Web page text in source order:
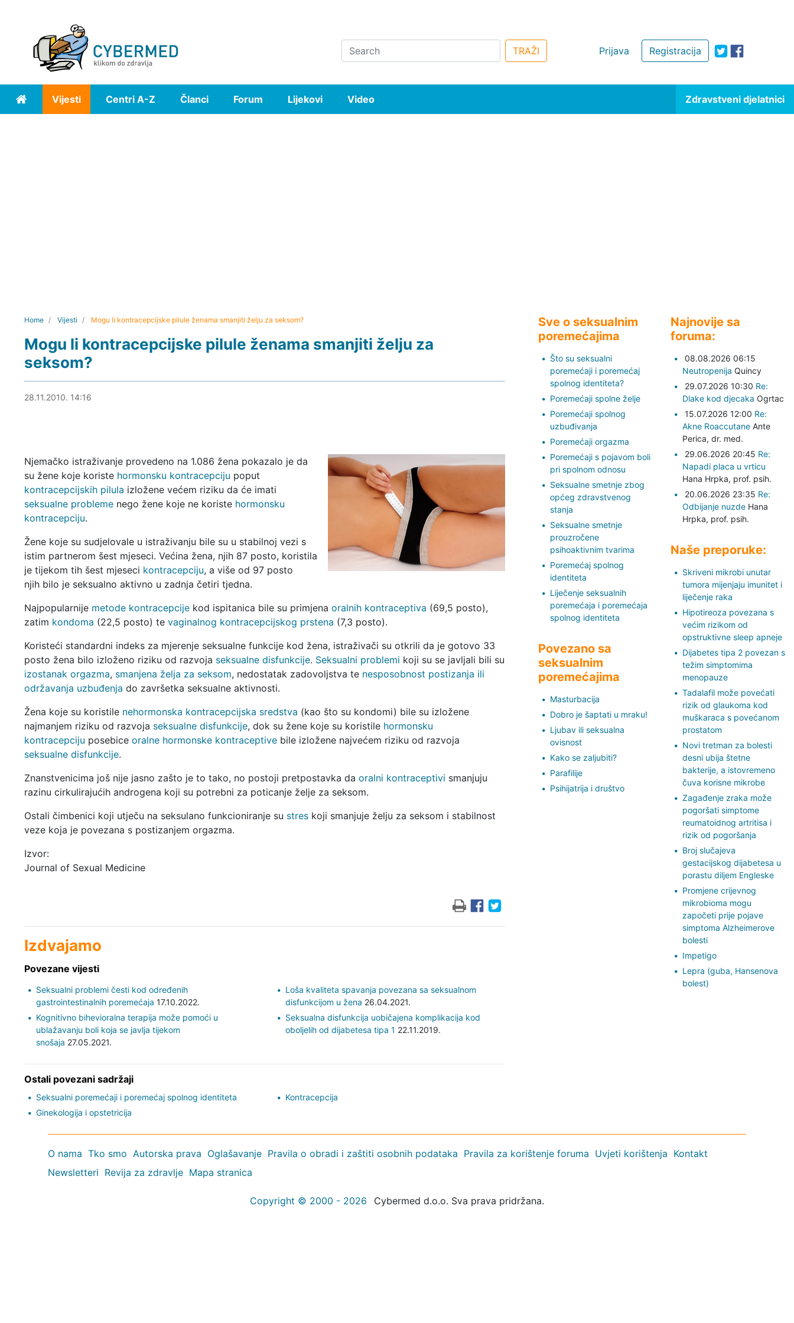
Registracija
Prijava
Search TRAŽI
Home Vijesti Centri A-Z Članci Forum Lijekovi Video Zdravstveni djelatnici
Home Vijesti Mogu li kontracepcijske pilule ženama smanjiti želju za seksom?
Mogu li kontracepcijske pilule ženama smanjiti želju za
seksom?
28.11.2010. 16:50
28.11.2010. 14:16
Njemačko istraživanje provedeno na 1.086 žena pokazalo je da
su žene koje koriste hormonsku kontracepciju poput
kontracepcijskih pilula izložene većem riziku da će imati
seksualne problemenego žene koje ne koriste hormonsku
kontracepciju.
Žene koje su sudjelovale u istraživanju bile su u stabilnoj vezi s
istim partnerom šest mjeseci. Većina žena, njih 87 posto, koristila
je tijekom tih šest mjeseci kontracepciju, a više od 97 posto
njih bilo je seksualno aktivno u zadnja četiri tjedna.
Najpopularnije metode kontracepcijekod ispitanica bile su primjena oralnih kontraceptiva (69,5 posto),
zatim kondoma (22,5 posto) te vaginalnog kontracepcijskog prstena (7,3 posto).
Koristeći standardni indeks za mjerenje seksualne funkcije kod žena, istraživači su otkrili da je gotovo 33
posto žena bilo izloženo riziku od razvoja seksualne disfunkcije. Seksualni problemi koji su se javljali bili su
izostanak orgazma, smanjena želja za seksom, nedostatak zadovoljstva te nesposobnost postizanja ili
održavanja uzbuđenja do završetka seksualne aktivnosti.
Žena koje su koristile nehormonska kontracepcijska sredstva (kao što su kondomi) bile su izložene
najmanjem riziku od razvoja seksualne disfunkcije, dok su žene koje su koristile hormonsku
kontracepciju posebice oralne hormonske kontraceptivebile izložene najvećem riziku od razvoja
seksualne disfunkcije.
Znanstvenicima još nije jasno zašto je to tako, no postoji pretpostavka da oralni kontraceptivi smanjuju
razinu cirkulirajućih androgena koji su potrebni za poticanje želje za seksom.
Ostali čimbenici koji utječu na seksulano funkcioniranje su streskoji smanjuje želju za seksom i stabilnost
veze koja je povezana s postizanjem orgazma.
Izvor:
Journal of Sexual Medicine
Izdvajamo
Povezane vijesti
Seksualni problemi česti kod određenih
gastrointestinalnih poremećaja 17.10.2022.
Kognitivno bihevioralna terapija može pomoći u
ublažavanju boli koja se javlja tijekom
snošaja 27.05.2021.
Loša kvaliteta spavanja povezana sa seksualnom
disfunkcijom u žena 26.04.2021.
Seksualna disfunkcija uobičajena komplikacija kod
oboljelih od dijabetesa tipa 1 22.11.2019.
Ostali povezani sadržaji
Seksualni poremećaji i poremećaj spolnog identiteta
Ginekologija i opstetricija
Kontracepcija
Sve o seksualnim
poremećajima
Što su seksualni
poremećaji i poremećaj
spolnog identiteta?
Poremećaji spolne želje
Poremećaji spolnog
uzbuđivanja
Poremećaji orgazma
Poremećaji s pojavom boli
pri spolnom odnosu
Seksualne smetnje zbog
općeg zdravstvenog
stanja
Seksualne smetnje
prouzročene
psihoaktivnim tvarima
Poremećaj spolnog
identiteta
Liječenje seksualnih
poremećaja i poremećaja
spolnog identiteta
Povezano sa
seksualnim
poremećajima
Masturbacija
Dobro je šaptati u mraku!
Ljubav ili seksualna
ovisnost
Kako se zaljubiti?
Parafilije
Psihijatrija i društvo
Najnovije sa
foruma:
08.08.2026 06:15
Neutropenija Quincy
29.07.2026 10:30 Re:
Dlake kod djecaka Ogrtac
15.07.2026 12:00 Re:
Akne Roaccutane Ante
Perica, dr. med.
29.06.2026 20:45 Re:
Napadi placa u vrticu
Hana Hrpka, prof. psih.
20.06.2026 23:35 Re:
Odbijanje nuzde Hana
Hrpka, prof. psih.
Naše preporuke:
Skriveni mikrobi unutar
tumora mijenjaju imunitet i
liječenje raka
Hipotireoza povezana s
većim rizikom od
opstruktivne sleep apneje
Dijabetes tipa 2 povezan s
težim simptomima
menopauze
Tadalafil može povećati
rizik od glaukoma kod
muškaraca s povećanom
prostatom
Novi tretman za bolesti
desni ubija štetne
bakterije, a istovremeno
čuva korisne mikrobe
Zagađenje zraka može
pogoršati simptome
reumatoidnog artritisa i
rizik od pogoršanja
Broj slučajeva
gestacijskog dijabetesa u
porastu diljem Engleske
Promjene crijevnog
mikrobioma mogu
započeti prije pojave
simptoma Alzheimerove
bolesti
Impetigo
Lepra (guba, Hansenova
bolest)
O nama Tko smo Autorska prava Oglašavanje Pravila o obradi i zaštiti osobnih podataka Pravila za korištenje foruma Uvjeti korištenja Kontakt
Newsletteri Revija za zdravlje Mapa stranica
Copyright © 2000 - 2026 Cybermed d.o.o. Sva prava pridržana.